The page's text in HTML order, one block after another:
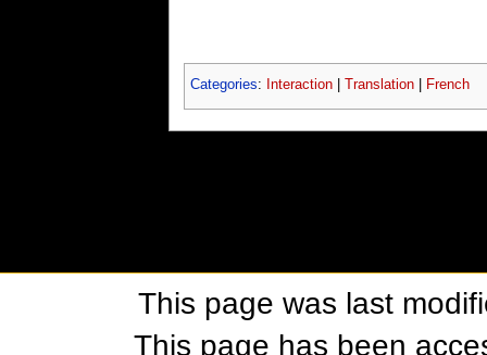
Categories: Interaction| Translation| French
This page was last
This page has been